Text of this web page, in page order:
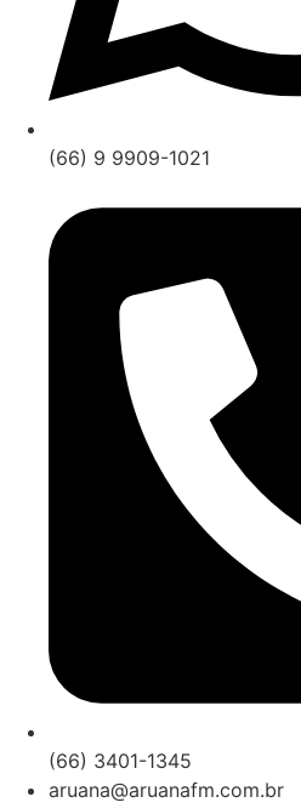
(66) 9 9909-1021
(66) 3401-1345
aruana@aruanafm.com.br